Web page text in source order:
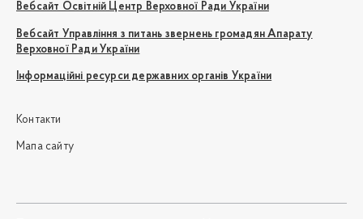
Вебсайт Освітній Центр Верховної Ради України
Вебсайт Управління з питань звернень громадян Апарату
Верховної Ради України
Інформаційні ресурси державних органів України
Контакти
Мапа сайту